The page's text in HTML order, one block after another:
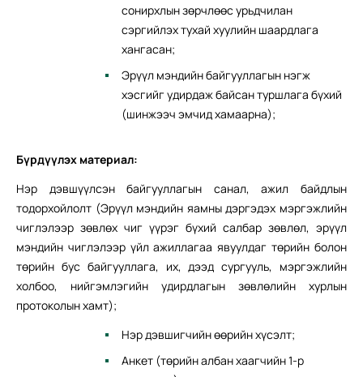
сонирхлын зөрчлөөс урьдчилан
сэргийлэх тухай хуулийн шаардлага
хангасан;
Эрүүл мэндийн байгууллагын нэгж
хэсгийг удирдаж байсан туршлага бүхий
(шинжээч эмчид хамаарна);
Бүрдүүлэх материал:
Нэр дэвшүүлсэн байгууллагын санал, ажил байдлын
тодорхойлолт (Эрүүл мэндийн яамны дэргэдэх мэргэжлийн
чиглэлээр зөвлөх чиг үүрэг бүхий салбар зөвлөл, эрүүл
мэндийн чиглэлээр үйл ажиллагаа явуулдаг төрийн болон
төрийн бус байгууллага, их, дээд сургууль, мэргэжлийн
холбоо, нийгэмлэгийн удирдлагын зөвлөлийн хурлын
протоколын хамт);
Нэр дэвшигчийн өөрийн хүсэлт;
Анкет (төрийн албан хаагчийн 1-р